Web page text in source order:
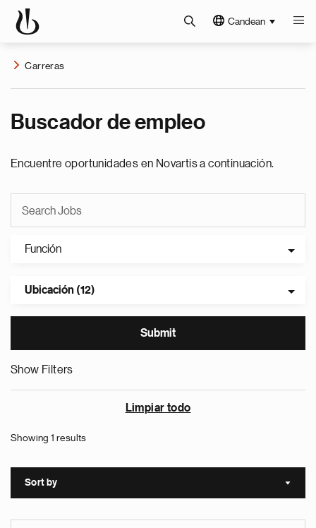
Candean
Carreras
Buscador de empleo
Encuentre oportunidades en Novartis a continuación.
Función
Ubicación (12)
Show Filters
Limpiar todo
Showing 1 results
Sort by Sort